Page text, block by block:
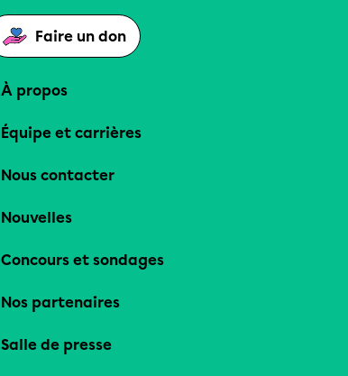
Faire un don
À propos
Équipe et carrières
Nous contacter
Nouvelles
Concours et sondages
Nos partenaires
Salle de presse